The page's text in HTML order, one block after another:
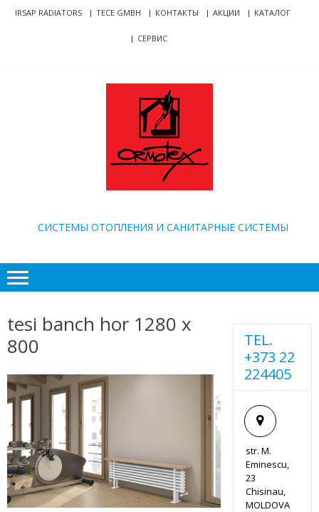
Skip
SkipIRSAP RADIATORS TECE GMBH КОНТАКТЫ АКЦИИ КАТАЛОГ
СЕРВИС
CИСТЕМЫ ОТОПЛЕНИЯ И САНИТАРНЫЕ СИСТЕМЫ
tesi banch hor 1280 x
800
TEL.
+373 22
224405
str. M.
Eminescu,
23
Chisinau,
MOLDOVA